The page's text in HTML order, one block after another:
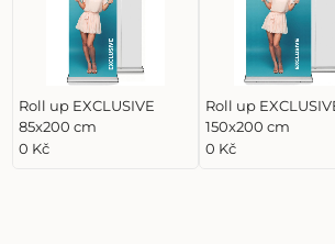
Roll up EXCLUSIVE
85x200 cm
0 Kč
Roll up
150x200 cm
0 Kč